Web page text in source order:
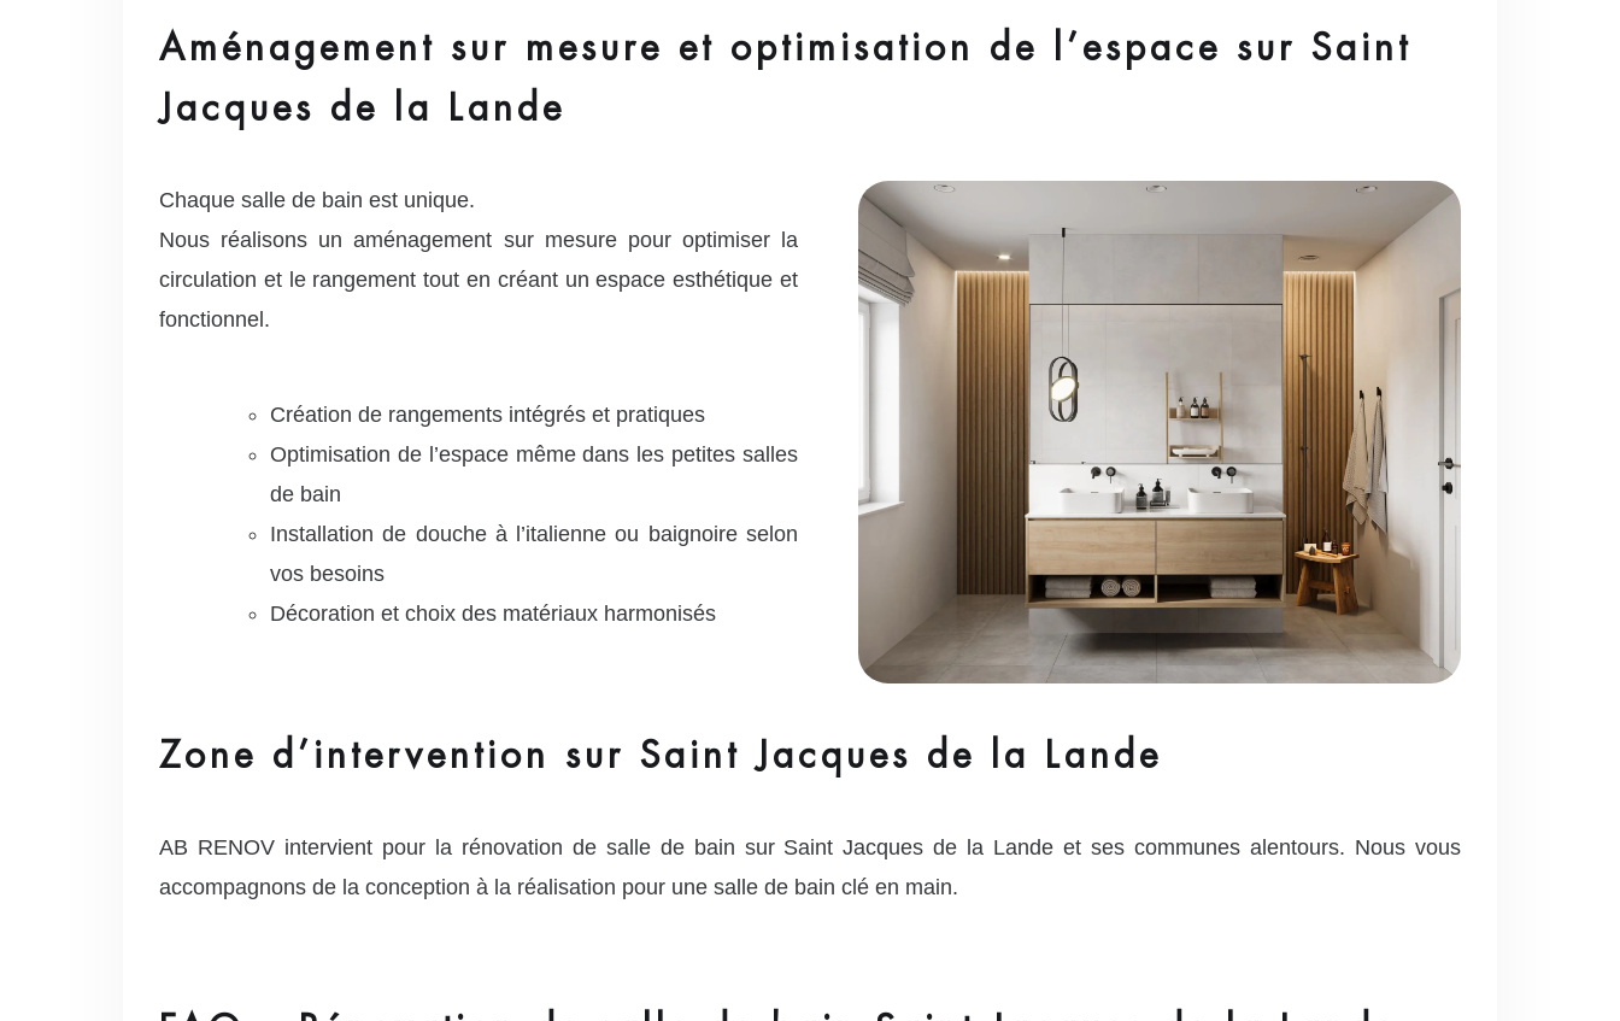
Aménagement sur mesure et optimisation de l’espace sur Saint
Jacques de la Lande
Chaque salle de bain est unique.
Nous réalisons un aménagement sur mesure pour optimiser la
circulation et le rangement tout en créant un espace esthétique et
fonctionnel.
Création de rangements intégrés et pratiques
Optimisation de l’espace même dans les petites salles
de bain
Installation de douche à l’italienne ou baignoire selon
vos besoins
Décoration et choix des matériaux harmonisés
Zone d’intervention sur Saint Jacques de la Lande
AB RENOV intervient pour la rénovation de salle de bain sur Saint Jacques de la Lande et ses communes alentours. Nous vous
accompagnons de la conception à la réalisation pour une salle de bain clé en main.